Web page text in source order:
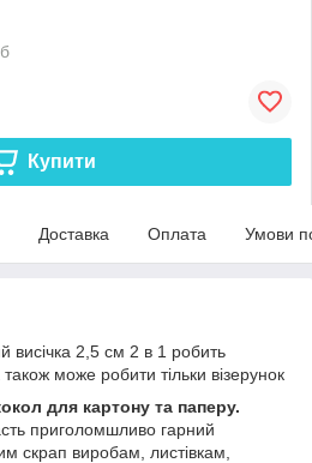
Купити
Доставка Оплата Умови
висічка 2,5 см 2 в 1 робить
також може робити тільки візерунок
для картону та паперу.
приголомшливо гарний
скрап виробам, листівкам,